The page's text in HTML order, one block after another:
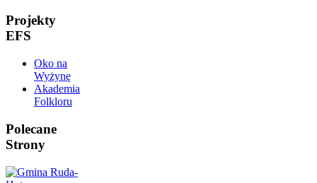
Projekty
EFS
Oko na
Wyżynę
Akademia
Folkloru
Polecane
Strony